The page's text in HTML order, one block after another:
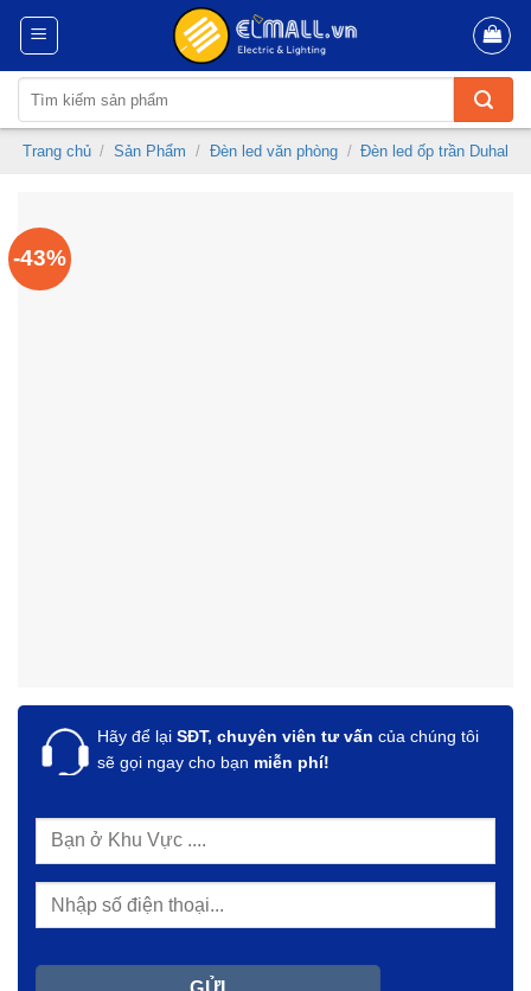
Skip
content
kiếm:
Trang chủ / Sản Phẩm / Đèn led văn phòng / Đèn led ốp trần Duhal
-43%
Hãy để lại SĐT, chuyên viên tư vấn của chúng tôi
sẽ gọi ngay cho bạn miễn phí!